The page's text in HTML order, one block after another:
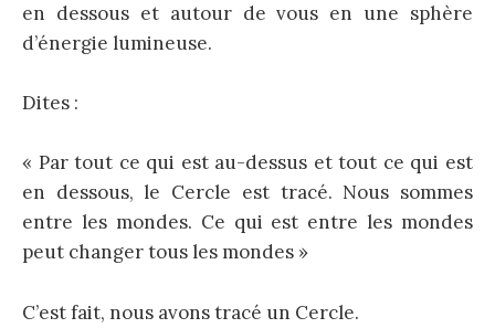
en dessous et autour de vous en une sphère
d’énergie lumineuse.
Dites :
« Par tout ce qui est au-dessus et tout ce qui est
en dessous, le Cercle est tracé. Nous sommes
entre les mondes. Ce qui est entre les mondes
peut changer tous les mondes »
C’est fait, nous avons tracé un Cercle.